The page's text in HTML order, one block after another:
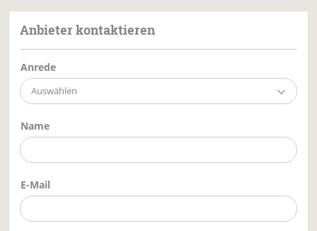
Anbieter kontaktieren
Anrede
Auswählen
Name
E-Mail